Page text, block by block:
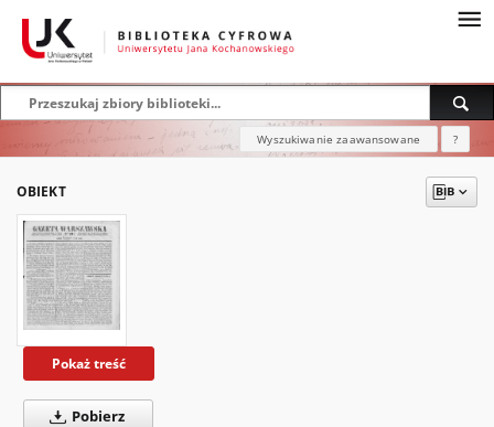
Wyszukiwanie zaawansowane ?
OBIEKT
Pokaż treść
Pobierz